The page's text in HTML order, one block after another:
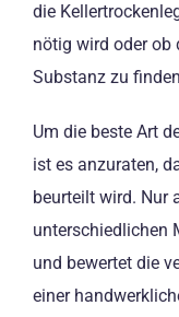
die
nötig wird oder ob
Substanz zu
Um die beste Art
ist es anzuraten,
beurteilt wird. Nur
unterschiedlichen
und bewertet die
einer